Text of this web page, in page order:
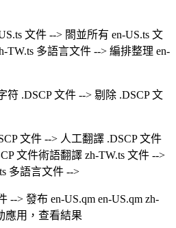
文件 --> 閤並所有 en-US.ts 文
TW.ts 多語言文件 --> 編排整理 en-
符 .DSCP 文件 --> 剔除 .DSCP 文
文件 --> 人工翻譯 .DSCP 文件
文件術語翻譯 zh-TW.ts 文件 -->
多語言文件 -->
--> 發布 en-US.qm en-US.qm zh-
應用，查看結果